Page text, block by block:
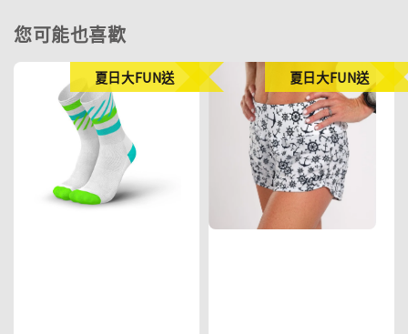
您可能也喜歡
夏日大FUN送 夏日大FUN送